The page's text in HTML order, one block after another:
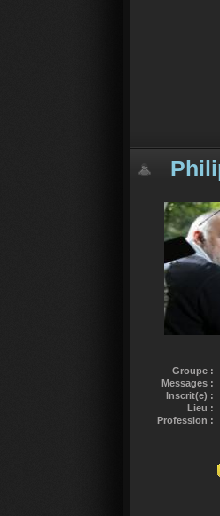
Groupe :
Messages :
Inscrit(e) :
Lieu :
Profession :